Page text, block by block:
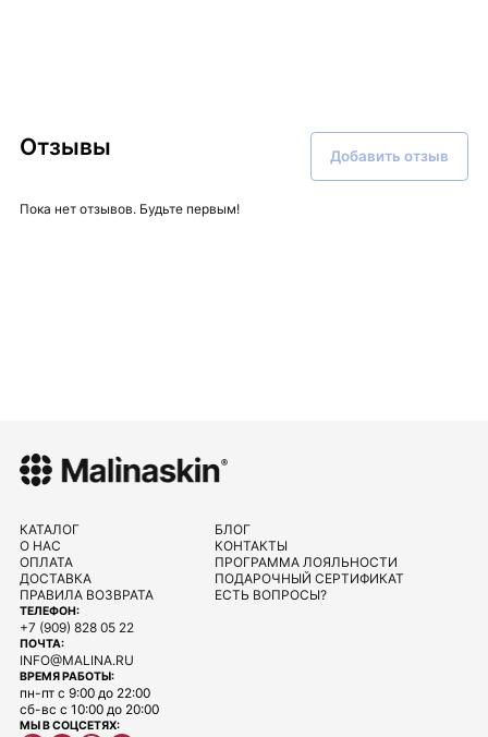
Отзывы Добавить отзыв
Пока нет отзывов. Будьте первым!
ТЕЛЕФОН:
+7 (909) 828 05 22
ПОЧТА:
INFO@MALINA.RU
ВРЕМЯ РАБОТЫ:
пн-пт с 9:00 до 22:00
сб-вс с 10:00 до 20:00
МЫ В СОЦСЕТЯХ:
КАТАЛОГ
О НАС
ОПЛАТА
ДОСТАВКА
ПРАВИЛА ВОЗВРАТА
БЛОГ
КОНТАКТЫ
ПРОГРАММА ЛОЯЛЬНОСТИ
ПОДАРОЧНЫЙ СЕРТИФИКАТ
ЕСТЬ ВОПРОСЫ?